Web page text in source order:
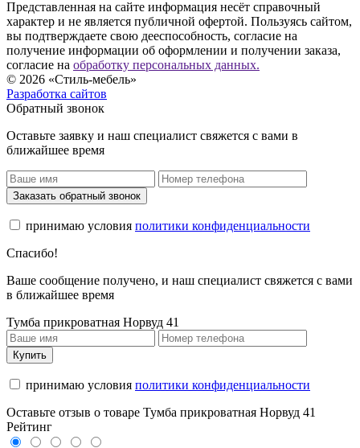
Представленная на сайте информация несёт справочный
характер и не является публичной офертой. Пользуясь сайтом,
вы подтверждаете свою дееспособность, согласие на
получение информации об оформлении и получении заказа,
согласие на обработку персональных данных.
© 2026 «Стиль-мебель»
Разработка сайтов
Обратный звонок
Оставьте заявку и наш специалист свяжется с вами в
ближайшее время
Заказать обратный звонок
принимаю условия политики конфиденциальности
Спасибо!
Ваше сообщение получено, и наш специалист свяжется с вами
в ближайшее время
Тумба прикроватная Норвуд 41
Купить
принимаю условия политики конфиденциальности
Оставьте отзыв о товаре Тумба прикроватная Норвуд 41
Рейтинг